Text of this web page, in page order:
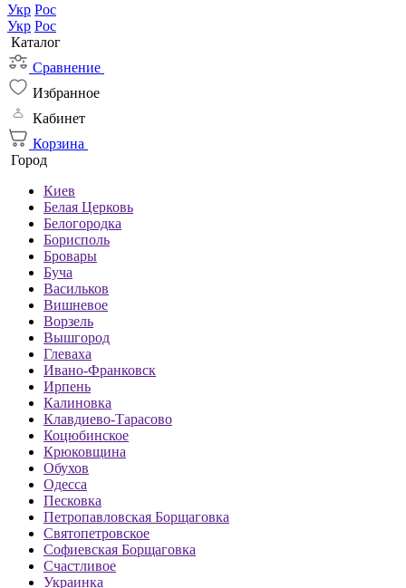
Укр Рос
Укр Рос
Каталог
Сравнение
Избранное
Кабинет
Корзина
Город
Киев
Белая Церковь
Белогородка
Борисполь
Бровары
Буча
Васильков
Вишневое
Ворзель
Вышгород
Глеваха
Ивано-Франковск
Ирпень
Калиновка
Клавдиево-Тарасово
Коцюбинское
Крюковщина
Обухов
Одесса
Песковка
Петропавловская Борщаговка
Святопетровское
Софиевская Борщаговка
Счастливое
Украинка